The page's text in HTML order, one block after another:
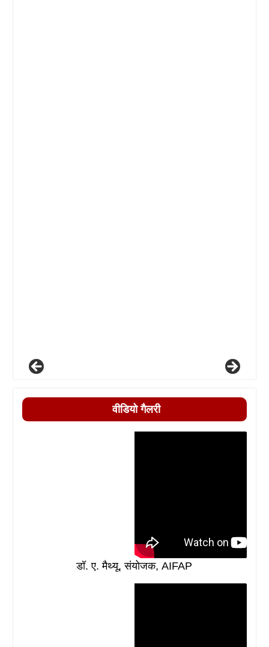
वीडियो गैलरी
डॉ. ए. मैथ्यू, संयोजक, AIFAP